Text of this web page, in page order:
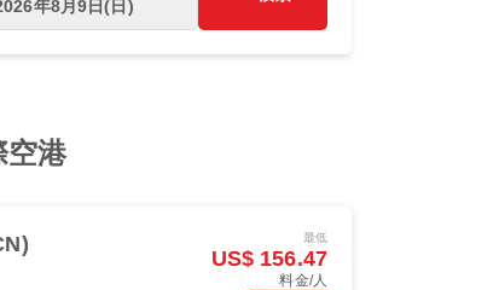
年8月9日(日)
港
最低
US$ 156.47
料金/人